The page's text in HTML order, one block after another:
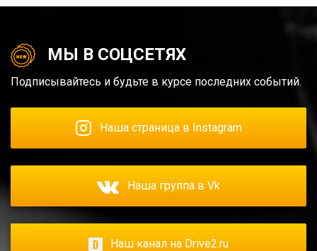
МЫ В СОЦСЕТЯХ
Подписывайтесь и будьте в курсе последних событий.
Наша страница в Instagram
Наша группа в Vk
Наш канал на Drive2.ru